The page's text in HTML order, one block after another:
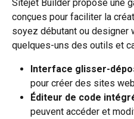
Sitejet Builder propose une
conçues pour faciliter la
soyez débutant ou designer
quelques-uns des outils et
Interface glisser-
pour créer des sites
Éditeur de code
peuvent accéder et